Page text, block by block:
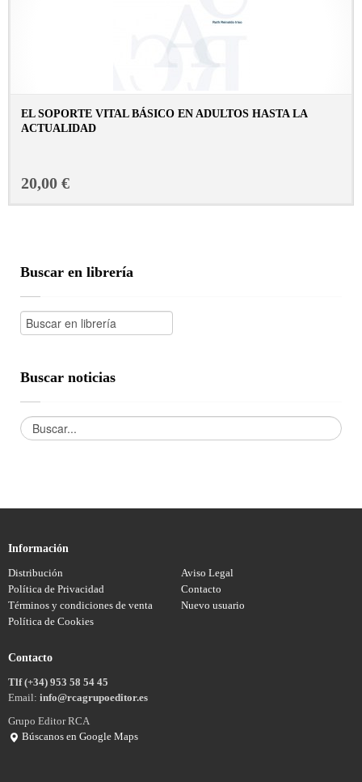
EL SOPORTE VITAL BÁSICO EN ADULTOS HASTA LA
ACTUALIDAD
20,00 €
Buscar en librería
Buscar noticias
Información
Distribución
Aviso Legal
Política de Privacidad
Contacto
Términos y condiciones de venta
Nuevo usuario
Política de Cookies
Contacto
Tlf (+34) 953 58 54 45
Email: info@rcagrupoeditor.es
Grupo Editor RCA
Búscanos en Google Maps